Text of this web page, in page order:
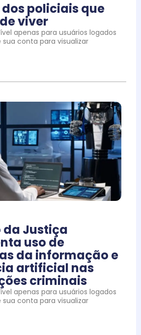
dos policiais que
viver
apenas para usuários logados
sua conta para visualizar
da Justiça
uso de
da informação e
artificial nas
criminais
apenas para usuários logados
sua conta para visualizar